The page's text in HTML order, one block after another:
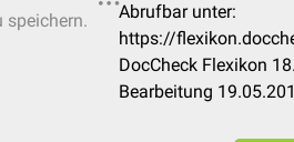
speichern.
Abrufbar unter:
https://
DocCheck Flexikon
Bearbeitung